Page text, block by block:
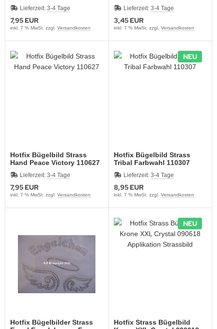
Lieferzeit: 3-4 Tage
7,95 EUR
inkl. 7 % MwSt. zzgl. Versandkosten
Lieferzeit: 3-4 Tage
3,45 EUR
inkl. 7 % MwSt. zzgl. Versandkosten
Hotfix Bügelbild Strass
Hand Peace Victory 110627
Lieferzeit: 3-4 Tage
7,95 EUR
inkl. 7 % MwSt. zzgl. Versandkosten
NEU
Hotfix Bügelbild Strass
Tribal Farbwahl 110307
Lieferzeit: 3-4 Tage
8,95 EUR
inkl. 7 % MwSt. zzgl. Versandkosten
Hotfix Bügelbilder Strass
NEU
Hotfix Strass Bügelbild